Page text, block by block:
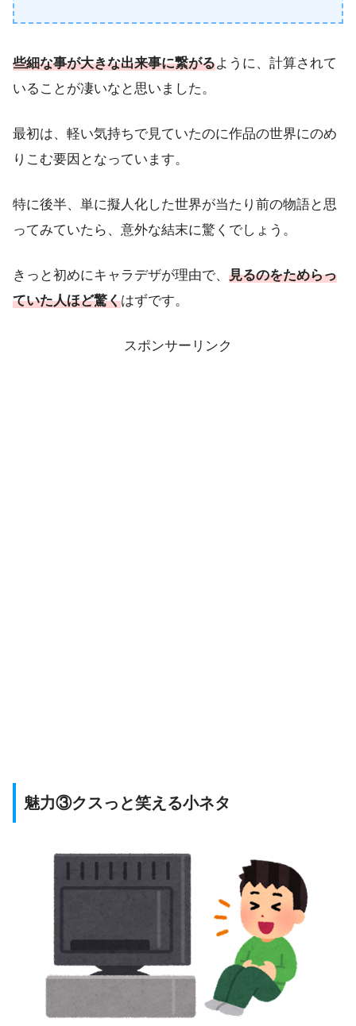
些細な事が大きな出来事に繋がるように、計算されて
いることが凄いなと思いました。
最初は、軽い気持ちで見ていたのに作品の世界にのめ
りこむ要因となっています。
特に後半、単に擬人化した世界が当たり前の物語と思
ってみていたら、意外な結末に驚くでしょう。
きっと初めにキャラデザが理由で、 見るのをためらっ
ていた人ほど驚くはずです。
スポンサーリンク
魅力③クスっと笑える小ネタ